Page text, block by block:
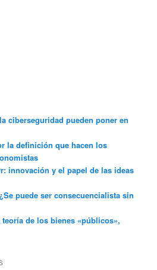
ciberseguridad pueden poner en
la definición que hacen los
innovación y el papel de las ideas
puede ser consecuencialista sin
de los bienes «públicos»,